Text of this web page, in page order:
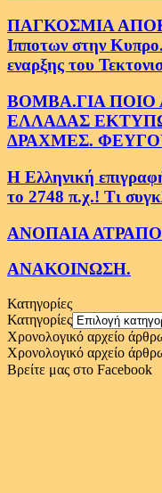
ΠΑΓΚΟΣΜΙΑ
Ιπποτων στην
εναρξης του
ΒΟΜΒΑ.ΓΙΑ
ΕΛΛΑΔΑΣ
ΔΡΑΧΜΕΣ.
Η Ελληνική
το 2748 π.χ.! Τι
ΑΝΟΠΑΙΑ
ΑΝΑΚΟΙΝΩΣΗ.
Κατηγορίες
Κατηγορίες
Χρονολογικό αρχείο
Χρονολογικό αρχείο
Βρείτε μας στο Facebook